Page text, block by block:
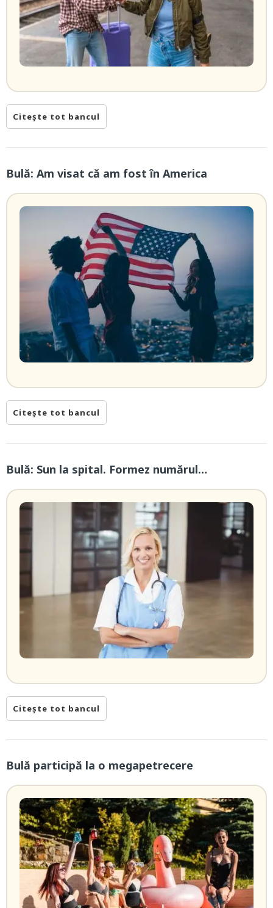
Citește tot bancul
Bulă: Am visat că am fost în America
Citește tot bancul
Bulă: Sun la spital. Formez numărul…
Citește tot bancul
Bulă participă la o megapetrecere